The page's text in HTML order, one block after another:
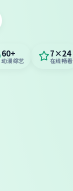
60+
动漫综艺
7×24
在线畅看